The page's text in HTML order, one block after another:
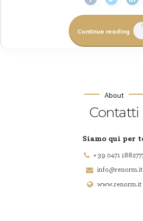
Continue reading
About
Contatti
Siamo qui per
+ 39 0471
info@renorm.it
www.renorm.it